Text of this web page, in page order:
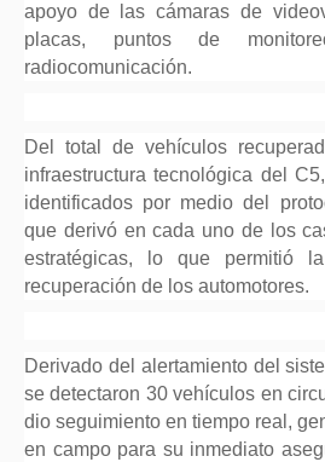
apoyo de las cámaras de
placas, puntos de
radiocomunicación.
Del total de vehículos
infraestructura tecnológica del
identificados por medio del
que derivó en cada uno de los
estratégicas, lo que permitió
recuperación de los automotores.
Derivado del alertamiento del
se detectaron 30 vehículos en
dio seguimiento en tiempo real,
en campo para su inmediato